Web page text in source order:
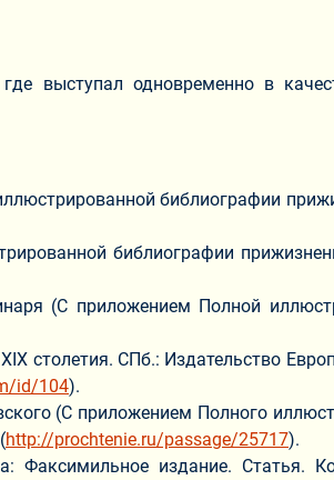
выступал одновременно в
библиографии
библиографии
(С приложением Полной
СПб.: Издательство
id/104).
(С приложением Полного
http://prochtenie.ru/passage/25717).
Факсимильное издание. Статья.